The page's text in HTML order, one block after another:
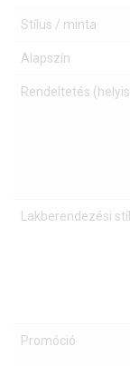
Stílus / minta
Alapszín
Rendeltetés
Lakberendezési
Promóció